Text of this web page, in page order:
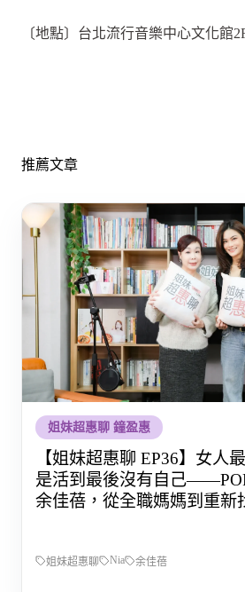
〔地點〕台北流行音樂中心文化館
推薦文章
姐妹超惠聊 鐘盈惠
【姐妹超惠聊 EP36】女人
是活到最後沒有自己
余佳蓓，從全職媽媽到重新
姐妹超惠聊 Nia 余佳蓓